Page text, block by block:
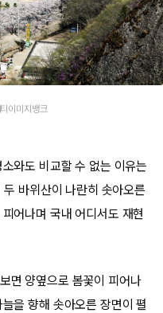
이미지뱅크
와도 비교할 수 없는 이유는
바위산이 나란히 솟아오른
어나며 국내 어디서도 재현
면 양옆으로 봄꽃이 피어나
을 향해 솟아오른 장면이 펼